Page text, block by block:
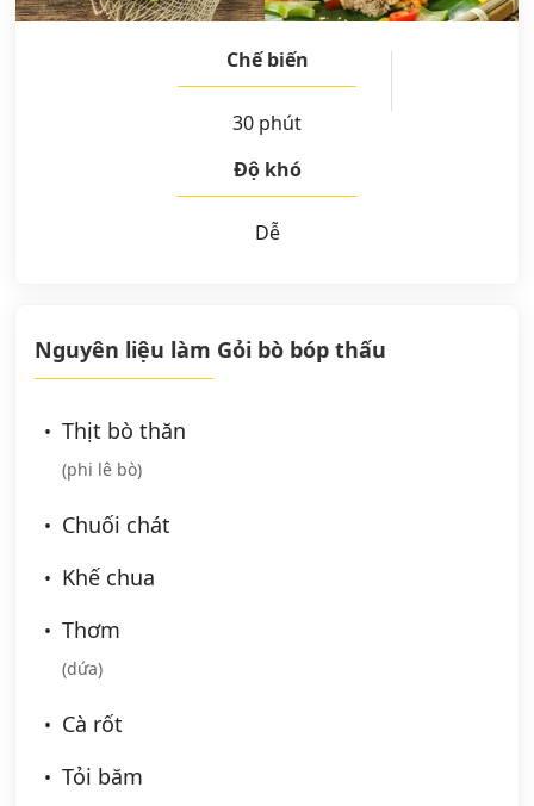
Chế biến
30 phút
Độ khó
Dễ
Nguyên liệu làm Gỏi bò bóp thấu
Thịt bò thăn
(phi lê bò)
Chuối chát
Khế chua
Thơm
(dứa)
Cà rốt
Tỏi băm